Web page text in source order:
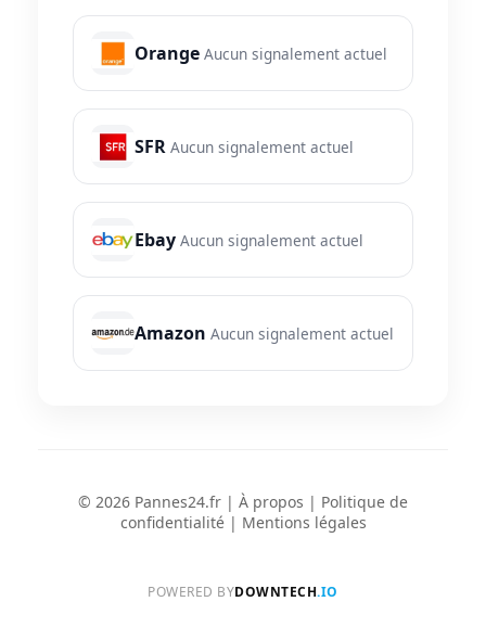
Orange Aucun signalement actuel
SFR Aucun signalement actuel
Ebay Aucun signalement actuel
Amazon Aucun signalement actuel
© 2026 Pannes24.fr | À propos | Politique de
confidentialité| Mentions légales
POWERED BYDOWNTECH.IO